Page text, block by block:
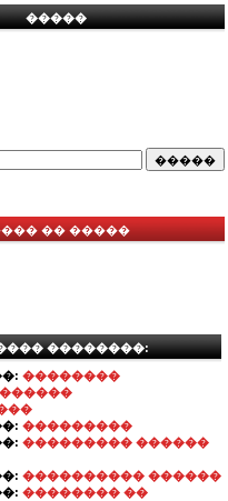
�����
�� �����
��������:
��������
���������
��������� ������
���������� ������
�������� ��